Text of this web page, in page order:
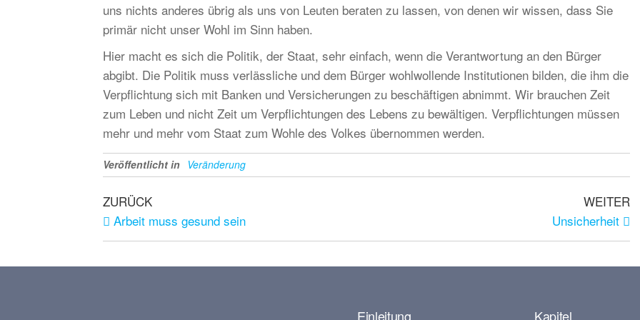
uns nichts anderes übrig als uns von Leuten beraten zu lassen, von denen wir wissen, dass Sie
primär nicht unser Wohl im Sinn haben.
Hier macht es sich die Politik, der Staat, sehr einfach, wenn die Verantwortung an den Bürger
abgibt. Die Politik muss verlässliche und dem Bürger wohlwollende Institutionen bilden, die ihm die
Verpflichtung sich mit Banken und Versicherungen zu beschäftigen abnimmt. Wir brauchen Zeit
zum Leben und nicht Zeit um Verpflichtungen des Lebens zu bewältigen. Verpflichtungen müssen
mehr und mehr vom Staat zum Wohle des Volkes übernommen werden.
Veröffentlicht in Veränderung
ZURÜCK
Arbeit muss gesund sein
WEITER
Unsicherheit
Einleitung Kapitel